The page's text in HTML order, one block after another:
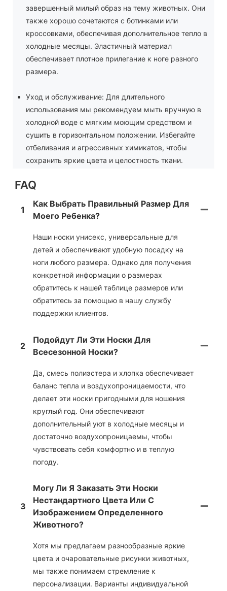
завершенный милый образ на тему животных. Они
также хорошо сочетаются с ботинками или
кроссовками, обеспечивая дополнительное тепло в
холодные месяцы. Эластичный материал
обеспечивает плотное прилегание к ноге разного
размера.
Уход и обслуживание: Для длительного
использования мы рекомендуем мыть вручную в
холодной воде с мягким моющим средством и
сушить в горизонтальном положении. Избегайте
отбеливания и агрессивных химикатов, чтобы
сохранить яркие цвета и целостность ткани.
FAQ
1
Как Выбрать Правильный Размер Для
Моего Ребенка?
Наши носки унисекс, универсальные для
детей и обеспечивают удобную посадку на
ноги любого размера. Однако для получения
конкретной информации о размерах
обратитесь к нашей таблице размеров или
обратитесь за помощью в нашу службу
поддержки клиентов.
2
Подойдут Ли Эти Носки Для
Всесезонной Носки?
Да, смесь полиэстера и хлопка обеспечивает
баланс тепла и воздухопроницаемости, что
делает эти носки пригодными для ношения
круглый год. Они обеспечивают
дополнительный уют в холодные месяцы и
достаточно воздухопроницаемы, чтобы
чувствовать себя комфортно и в теплую
погоду.
3
Могу Ли Я Заказать Эти Носки
Нестандартного Цвета Или С
Изображением Определенного
Животного?
Хотя мы предлагаем разнообразные яркие
цвета и очаровательные рисунки животных,
мы также понимаем стремление к
персонализации. Варианты индивидуальной